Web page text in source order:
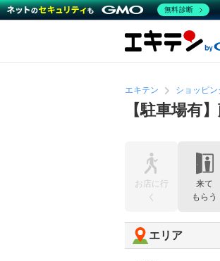
エキテン ショッピン
【駐車場有
お店に行
く
来て
もらう
エリア
無料診断